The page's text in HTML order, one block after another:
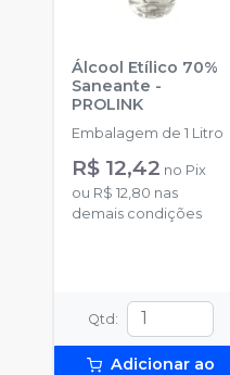
Álcool Etílico 70%
Saneante -
PROLINK
Embalagem de 1 Litro
R$ 12,42 no Pix
ou R$ 12,80 nas
demais condições
Qtd :
Adicionar ao